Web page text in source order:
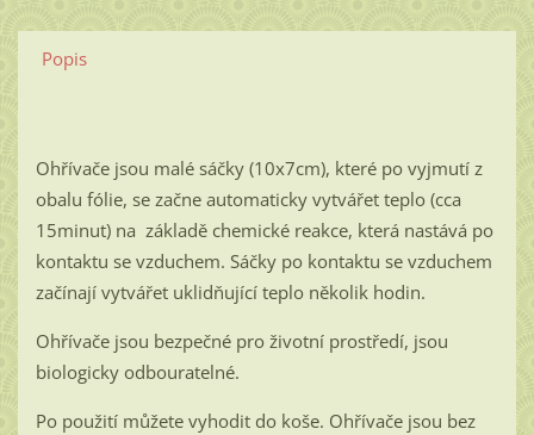
Popis
Ohřívače jsou malé sáčky (10x7cm), které po vyjmutí z
obalu fólie, se začne automaticky vytvářet teplo (cca
15minut) na základě chemické reakce, která nastává po
kontaktu se vzduchem. Sáčky po kontaktu se vzduchem
začínají vytvářet uklidňující teplo několik hodin.
Ohřívače jsou bezpečné pro životní prostředí, jsou
biologicky odbouratelné.
Po použití můžete vyhodit do koše. Ohřívače jsou bez